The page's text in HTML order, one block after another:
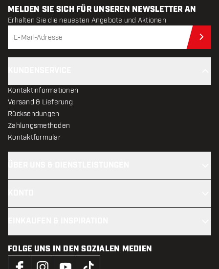
MELDEN SIE SICH FÜR UNSEREN NEWSLETTER AN
Erhalten Sie die neuesten Angebote und Aktionen
Kontaktinformationen
Versand & Lieferung
Rücksendungen
Zahlungsmethoden
Kontaktformular
FOLGE UNS IN DEN SOZIALEN MEDIEN